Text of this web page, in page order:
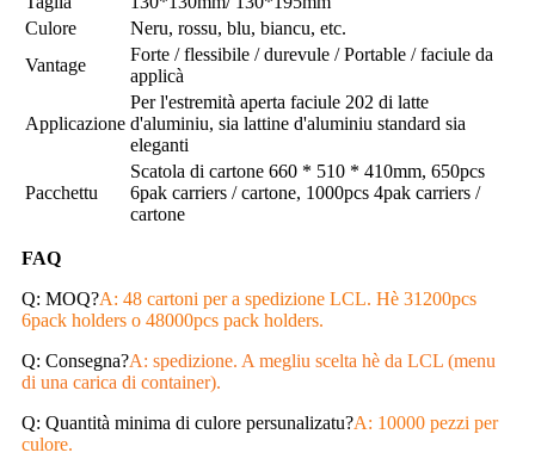
Culore
Neru, rossu, blu, biancu, etc.
Vantage
Forte / flessibile / durevule / Portable / faciule da
applicà
Applicazione
Per l'estremità aperta faciule 202 di latte
d'aluminiu, sia lattine d'aluminiu standard sia
eleganti
Pacchettu
Scatola di cartone 660 * 510 * 410mm, 650pcs
6pak carriers / cartone, 1000pcs 4pak carriers /
cartone
FAQ
Q: MOQ?A: 48 cartoni per a spedizione LCL. Hè 31200pcs
6pack holders o 48000pcs pack holders.
Q: Consegna?A: spedizione. A megliu scelta hè da LCL (menu
di una carica di container).
Q: Quantità minima di culore persunalizatu?A: 10000 pezzi per
culore.